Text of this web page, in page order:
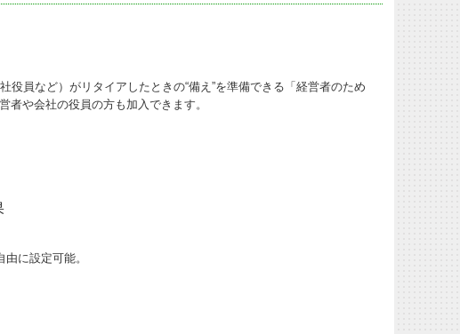
員など）がリタイアしたときの“備え”を準備できる「経営者のため
や会社の役員の方も加入できます。
に設定可能。